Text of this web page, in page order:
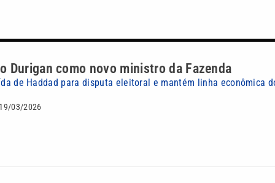
Durigan como novo ministro da Fazenda
de Haddad para disputa eleitoral e mantém linha econômica
19/03/2026